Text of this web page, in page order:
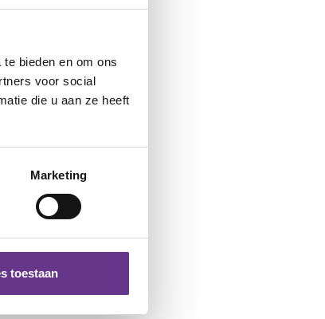
bieden en om ons
voor social
die u aan ze heeft
Marketing
toestaan